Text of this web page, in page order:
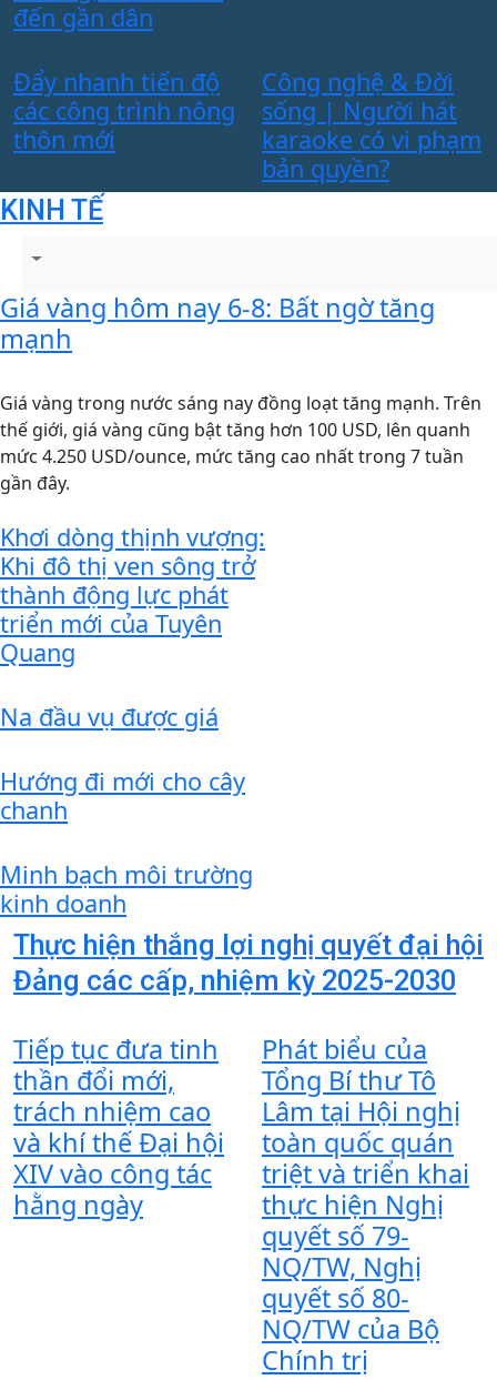
đến gần dân
Đẩy nhanh tiến độ
các công trình nông
thôn mới
Công nghệ & Đời
sống | Người hát
karaoke có vi phạm
bản quyền?
KINH TẾ
Giá vàng hôm nay 6-8: Bất ngờ tăng
mạnh
Giá vàng trong nước sáng nay đồng loạt tăng mạnh. Trên
thế giới, giá vàng cũng bật tăng hơn 100 USD, lên quanh
mức 4.250 USD/ounce, mức tăng cao nhất trong 7 tuần
gần đây.
Khơi dòng thịnh vượng:
Khi đô thị ven sông trở
thành động lực phát
triển mới của Tuyên
Quang
Na đầu vụ được giá
Hướng đi mới cho cây
chanh
Minh bạch môi trường
kinh doanh
Thực hiện thắng lợi nghị quyết đại hội
Đảng các cấp, nhiệm kỳ 2025-2030
Tiếp tục đưa tinh
thần đổi mới,
trách nhiệm cao
và khí thế Đại hội
XIV vào công tác
hằng ngày
Phát biểu của
Tổng Bí thư Tô
Lâm tại Hội nghị
toàn quốc quán
triệt và triển khai
thực hiện Nghị
quyết số 79-
NQ/TW, Nghị
quyết số 80-
NQ/TW của Bộ
Chính trị